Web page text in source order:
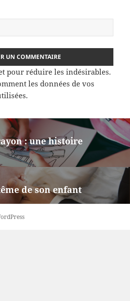
pour réduire les indésirables.
les données de vos
.
: une histoire
de son enfant